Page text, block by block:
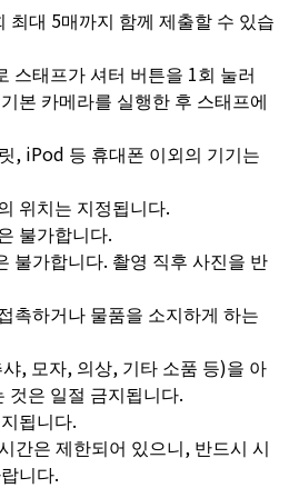
대 5매까지 함께 제출할 수 있습
스태프가 셔터 버튼을 1회 눌러
본 카메라를 실행한 후 스태프에
, iPod 등 휴대폰 이외의 기기는
위치는 지정됩니다.
불가합니다.
불가합니다. 촬영 직후 사진을 반
촉하거나 물품을 소지하게 하는
, 모자, 의상, 기타 소품 등)을 아
것은 일절 금지됩니다.
됩니다.
간은 제한되어 있으니, 반드시 시
니다.